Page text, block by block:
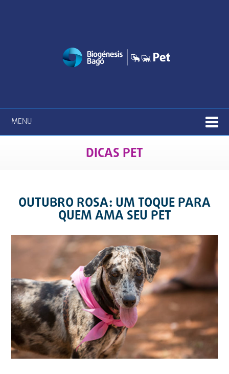
MENU
DICAS PET
OUTUBRO ROSA: UM TOQUE PARA
QUEM AMA SEU PET